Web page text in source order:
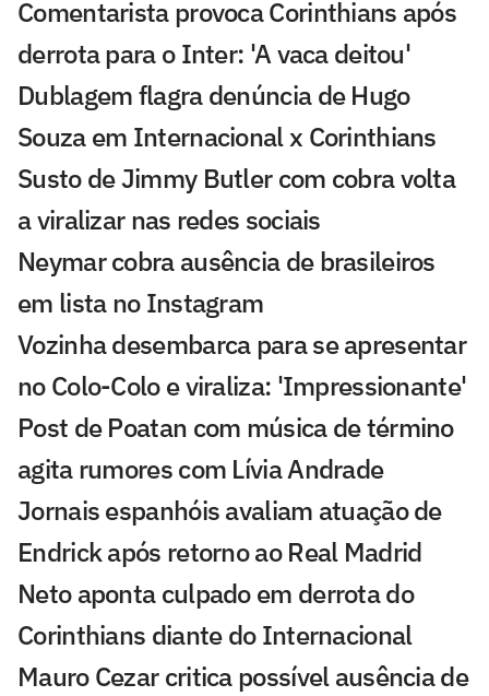
Comentarista provoca Corinthians após
derrota para o Inter: 'A vaca deitou'
Dublagem flagra denúncia de Hugo
Souza em Internacional x Corinthians
Susto de Jimmy Butler com cobra volta
a viralizar nas redes sociais
Neymar cobra ausência de brasileiros
em lista no Instagram
Vozinha desembarca para se apresentar
no Colo-Colo e viraliza: 'Impressionante'
Post de Poatan com música de término
agita rumores com Lívia Andrade
Jornais espanhóis avaliam atuação de
Endrick após retorno ao Real Madrid
Neto aponta culpado em derrota do
Corinthians diante do Internacional
Mauro Cezar critica possível ausência de